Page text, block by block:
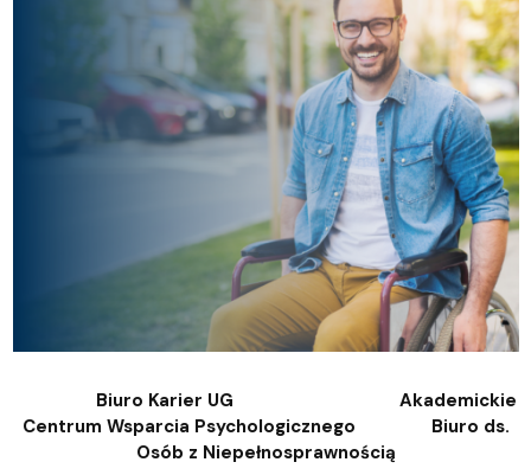
Biuro Karier UG Akademickie
Centrum Wsparcia Psychologicznego Biuro ds.
Osób z Niepełnosprawnością